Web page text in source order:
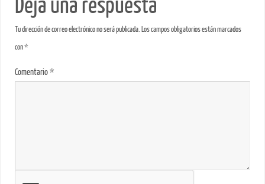
Deja una respuesta
Tu dirección de correo electrónico no será publicada. Los campos obligatorios están marcados
con*
Comentario*